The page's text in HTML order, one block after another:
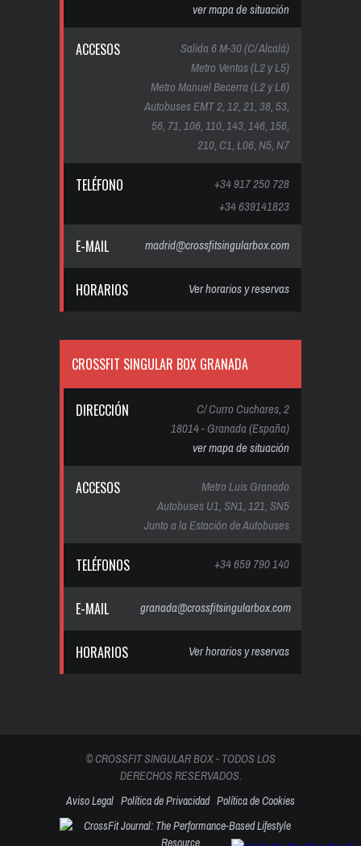
ver mapa de situación
ACCESOS
Salida 6 M-30 (C/ Alcalá)
Metro Ventas (L2 y L5)
Metro Manuel Becerra (L2 y L6)
Autobuses EMT 2, 12, 21, 38, 53,
56, 71, 106, 110, 143, 146, 156,
210, C1, L06, N5, N7
TELÉFONO
+34 917 250 728
+34 639141823
E-MAIL madrid@crossfitsingularbox.com
HORARIOS Ver horarios y reservas
CROSSFIT SINGULAR BOX GRANADA
DIRECCIÓN
C/ Curro Cuchares, 2
18014 - Granada (España)
ver mapa de situación
ACCESOS
Metro Luis Granado
Autobuses U1, SN1, 121, SN5
Junto a la Estación de Autobuses
TELÉFONOS +34 659 790 140
E-MAIL granada@crossfitsingularbox.com
HORARIOS Ver horarios y reservas
© CROSSFIT SINGULAR BOX - TODOS LOS
DERECHOS RESERVADOS.
Aviso Legal Política de Privacidad Política de Cookies